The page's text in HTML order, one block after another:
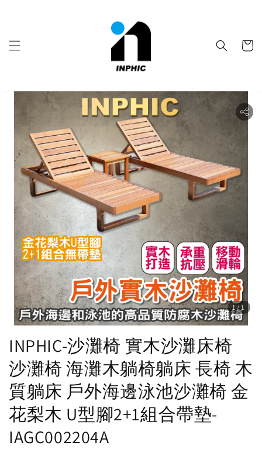
1/1
INPHIC-沙灘椅 實木沙灘床椅
沙灘椅 海灘木躺椅躺床 長椅 木
質躺床 戶外海邊泳池沙灘椅 金
花梨木 U型腳2+1組合帶墊-
IAGC002204A